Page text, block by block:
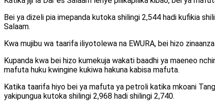
Bei ya dizeli pia imepanda kutoka shilingi 2,544 hadi kufikia
Salaam.
Kwa mujibu wa taarifa iliyotolewa na EWURA, bei hizo
Kupanda kwa bei hizo kumekuja wakati baadhi ya maeneo
mafuta huku kwingine kukiwa hakuna kabisa mafuta.
Katika taarifa hiyo bei ya mafuta ya petroli katika mkoani
yakipungua kutoka shilingi 2,968 hadi shilingi 2,740.